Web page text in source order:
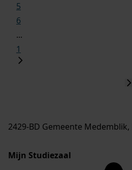
5
6
...
1
2429-BD Gemeente
Mijn Studiezaal